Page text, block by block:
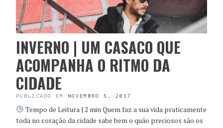
INVERNO | UM CASACO QUE
ACOMPANHA O RITMO DA
CIDADE
PUBLICADO EM NOVEMBRO 5, 2017
Tempo de Leitura | 2 min Quem faz a sua vida praticamente
toda no coração da cidade sabe bem o quão preciosos são os